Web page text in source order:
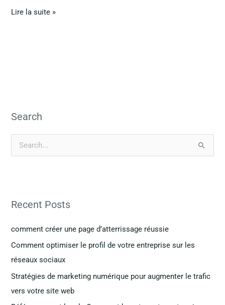
Search
e
c
h
e
r
Recent Posts
comment créer une page d’atterrissage réussie
Comment optimiser le profil de votre entreprise sur les
réseaux sociaux
Stratégies de marketing numérique pour augmenter le trafic
vers votre site web
Lire la suite »